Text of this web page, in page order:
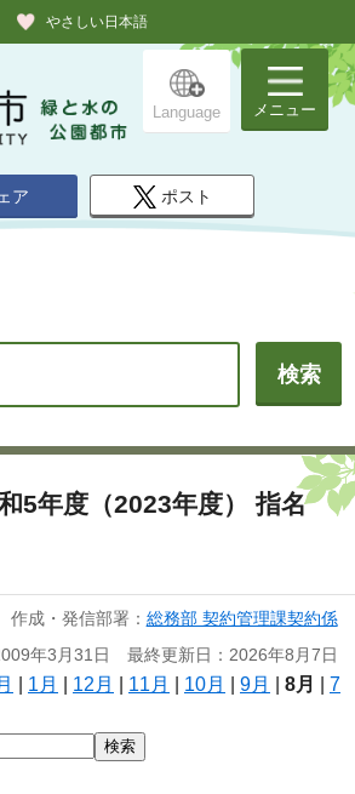
やさしい日本語
Language メニュー
ア ポスト
5年度（2023年度） 指名
作成・発信部署： 総務部 契約管理課契約係
年3月31日 最終更新日：2026年8月7日
1月 12月 11月 10月 9月 8月
7